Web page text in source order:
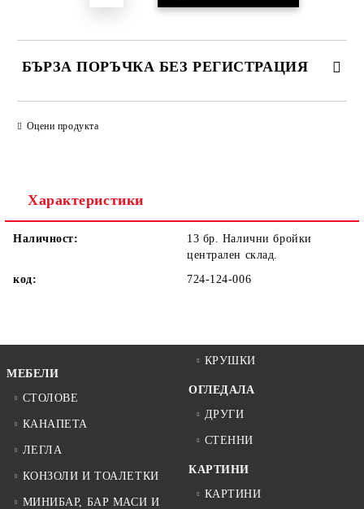
БЪРЗА ПОРЪЧКА БЕЗ РЕГИСТРАЦИЯ
Оцени продукта
Характеристики
Наличност:
13 бр. Налични бройки
централен склад.
код:
724-124-006
МЕБЕЛИ
СТОЛОВЕ
КАНАПЕТА
ЛЕГЛА
КОНЗОЛИ И ТОАЛЕТКИ
МИНИБАР, БАР МАСИ И
КРУШКИ
ОГЛЕДАЛА
ДРУГИ
СТЕННИ
КАРТИНИ
КАРТИНИ